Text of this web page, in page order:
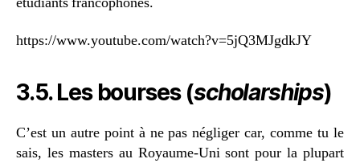
https://www.youtube.com/watch?v=5jQ3MJgdkJY
3.5. Les bourses (scholarships)
C’est un autre point à ne pas négliger car, comme tu le
sais, les masters au Royaume-Uni sont pour la plupart